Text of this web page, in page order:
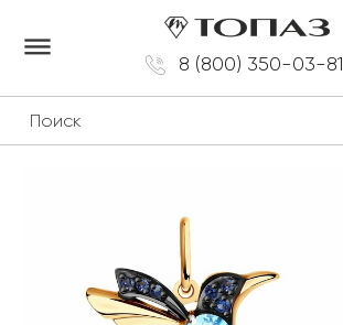
8 (800) 350-03-81
dehaze